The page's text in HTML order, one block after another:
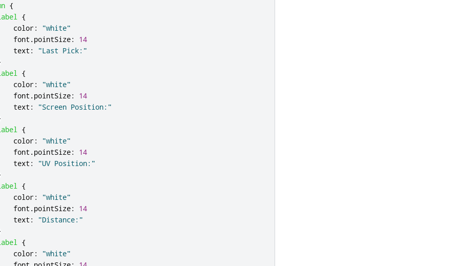
{
{
color:
"white"
font .pointSize:
14
text :
"Last Pick:"
{
color:
"white"
font .pointSize:
14
text :
"Screen Position:"
{
color:
"white"
font .pointSize:
14
text :
"UV Position:"
{
color:
"white"
font .pointSize:
14
text :
"Distance:"
{
color:
"white"